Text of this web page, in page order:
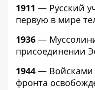
1911 — Русский
первую в мире
1936 —
присоединении
1944 — Войсками
фронта